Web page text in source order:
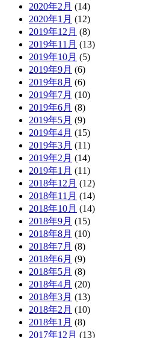
2020年2月 (14)
2020年1月 (12)
2019年12月 (8)
2019年11月 (13)
2019年10月 (5)
2019年9月 (6)
2019年8月 (6)
2019年7月 (10)
2019年6月 (8)
2019年5月 (9)
2019年4月 (15)
2019年3月 (11)
2019年2月 (14)
2019年1月 (11)
2018年12月 (12)
2018年11月 (14)
2018年10月 (14)
2018年9月 (15)
2018年8月 (10)
2018年7月 (8)
2018年6月 (9)
2018年5月 (8)
2018年4月 (20)
2018年3月 (13)
2018年2月 (10)
2018年1月 (8)
2017年12月 (13)